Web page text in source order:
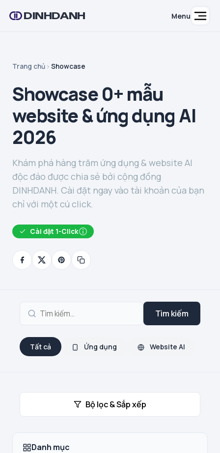
DINHDANH Menu
Trang chủ Showcase
Showcase 0+ mẫu
website & ứng dụng AI
2026
Khám phá hàng trăm ứng dụng & website AI
độc đáo được chia sẻ bởi cộng đồng
DINHDANH. Cài đặt ngay vào tài khoản của bạn
chỉ với một cú click.
Cài đặt 1-Click
Tìm kiếm
Tất cả Ứng dụng Website AI
Bộ lọc & Sắp xếp
Danh mục